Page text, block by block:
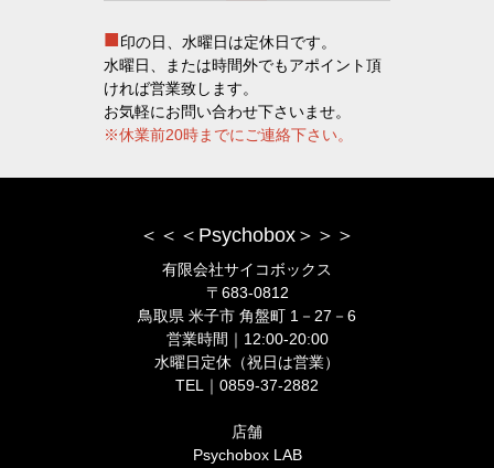
■印の日、水曜日は定休日です。
水曜日、または時間外でもアポイント頂
ければ営業致します。
お気軽にお問い合わせ下さいませ。
※休業前20時までにご連絡下さい。
＜＜＜Psychobox＞＞＞
有限会社サイコボックス
〒683-0812
鳥取県 米子市 角盤町 1－27－6
営業時間｜12:00-20:00
水曜日定休（祝日は営業）
TEL｜0859-37-2882
店舗
Psychobox LAB